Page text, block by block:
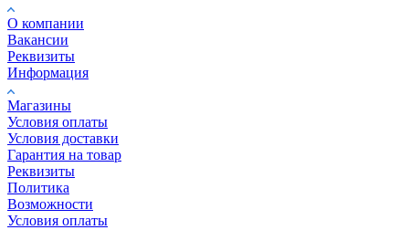
О компании
Вакансии
Реквизиты
Информация
Магазины
Условия оплаты
Условия доставки
Гарантия на товар
Реквизиты
Политика
Возможности
Условия оплаты